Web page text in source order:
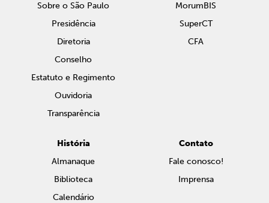
Sobre o São Paulo
Presidência
Diretoria
Conselho
Estatuto e Regimento
Ouvidoria
Transparência
MorumBIS
SuperCT
CFA
História
Almanaque
Biblioteca
Calendário
Contato
Fale conosco!
Imprensa